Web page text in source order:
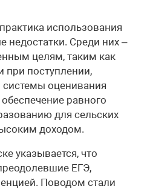
использования
недостатки. Среди них –
целям, таким как
при поступлении,
оценивания
равного
для сельских
доходом.
указывается, что
ЕГЭ,
Поводом стали